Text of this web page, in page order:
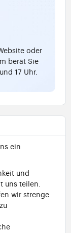
oder
berät Sie
17 Uhr.
ein
und
uns teilen.
wir strenge